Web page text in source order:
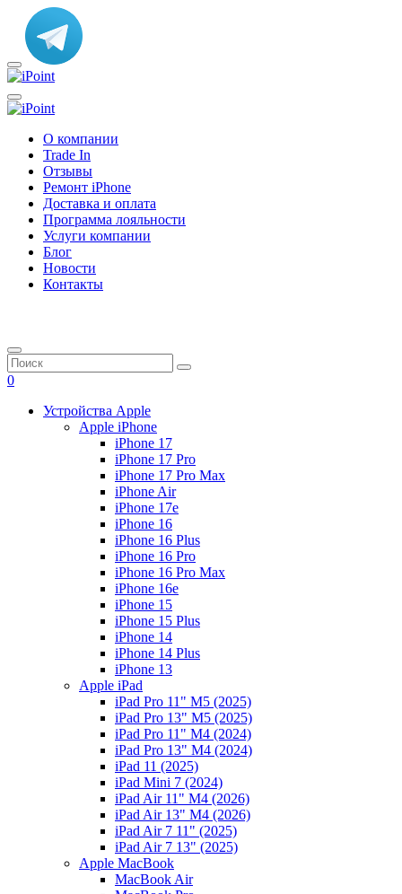
О компании
Trade In
Отзывы
Ремонт iPhone
Доставка и оплата
Программа лояльности
Услуги компании
Блог
Новости
Контакты
0
Устройства Apple
Apple iPhone
iPhone 17
iPhone 17 Pro
iPhone 17 Pro Max
iPhone Air
iPhone 17e
iPhone 16
iPhone 16 Plus
iPhone 16 Pro
iPhone 16 Pro Max
iPhone 16e
iPhone 15
iPhone 15 Plus
iPhone 14
iPhone 14 Plus
iPhone 13
Apple iPad
iPad Pro 11" M5 (2025)
iPad Pro 13" M5 (2025)
iPad Pro 11" M4 (2024)
iPad Pro 13" M4 (2024)
iPad 11 (2025)
iPad Mini 7 (2024)
iPad Air 11" M4 (2026)
iPad Air 13" M4 (2026)
iPad Air 7 11" (2025)
iPad Air 7 13" (2025)
Apple MacBook
MacBook Air